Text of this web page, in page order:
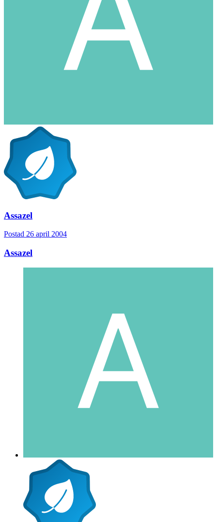
Assazel
Postad 26 april 2004
Assazel